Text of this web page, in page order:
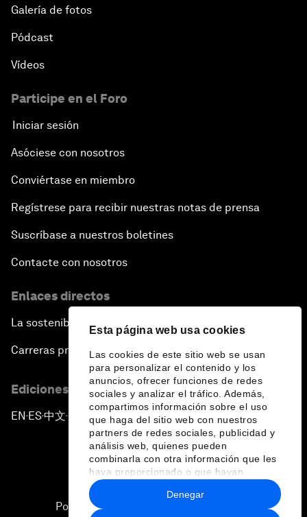
Esta página web usa cookies
Las cookies de este sitio web se usan
para personalizar el contenido y los
anuncios, ofrecer funciones de redes
sociales y analizar el tráfico. Además,
compartimos información sobre el uso
que haga del sitio web con nuestros
partners de redes sociales, publicidad y
análisis web, quienes pueden
combinarla con otra información que les
haya proporcionado o que hayan
recopilado a partir del uso que haya
hecho de sus servicios.
Denegar
Galería de fotos
Pódcast
Vídeos
Participe en el Foro
Iniciar sesión
Asóciese con nosotros
Conviértase en miembro
Regístrese para recibir nuestras notas de prensa
Suscríbase a nuestros boletines
Contacte con nosotros
Enlaces directos
La sostenibilidad en el Foro
Carreras profesionales
Ediciones en otros idiomas
EN ▪ES▪中文▪ 日本語
Política de privacidad y normas de uso